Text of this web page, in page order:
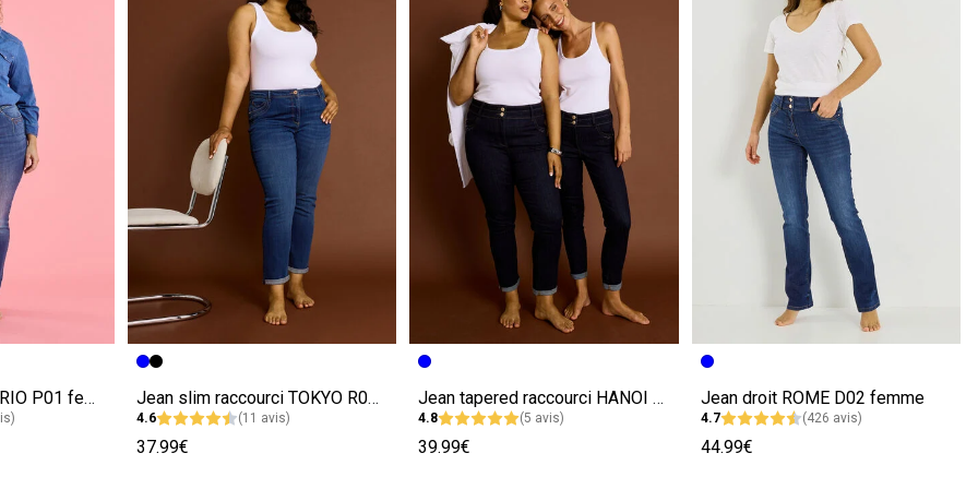
Jean slim push-up RIO P01 femme
Image précédente
Image suivante
Jean slim raccourci TOKYO R01 femme
4.6 (11 avis)
37.99€
Image précédente
Image suivante
Jean tapered raccourci HANOI R02 femme
4.8 (5 avis)
39.99€
Image précédente
Image suivante
Jean droit ROME D02 femme
4.7 (426 avis)
44.99€